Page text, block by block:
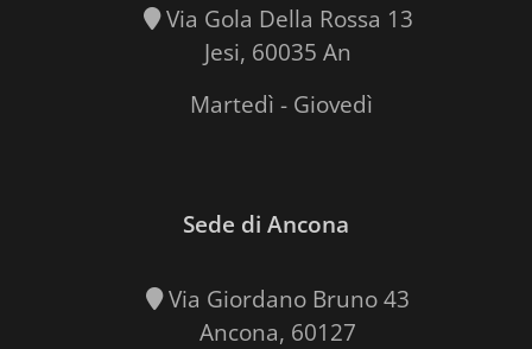
Via Gola Della Rossa 13
Jesi, 60035 An
Martedì - Giovedì
Sede di Ancona
Via Giordano Bruno 43
Ancona, 60127